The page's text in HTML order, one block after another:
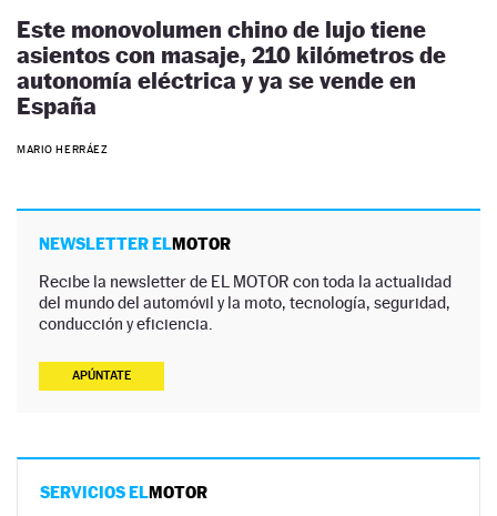
Este monovolumen chino de lujo tiene
asientos con masaje, 210 kilómetros de
autonomía eléctrica y ya se vende en
España
MARIO HERRÁEZ
NEWSLETTER ELMOTOR
Recibe la newsletter de EL MOTOR con toda la actualidad
del mundo del automóvil y la moto, tecnología, seguridad,
conducción y eficiencia.
APÚNTATE
SERVICIOS ELMOTOR